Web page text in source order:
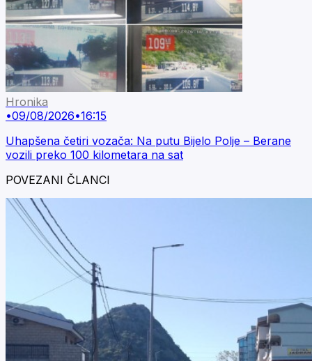
Hronika
•09/08/2026•16:15
Uhapšena četiri vozača: Na putu Bijelo Polje – Berane
vozili preko 100 kilometara na sat
POVEZANI ČLANCI